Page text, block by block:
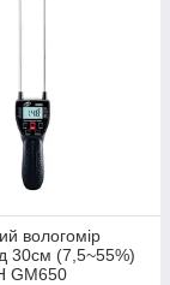
вологомір
30см (7,5~55%)
GM650